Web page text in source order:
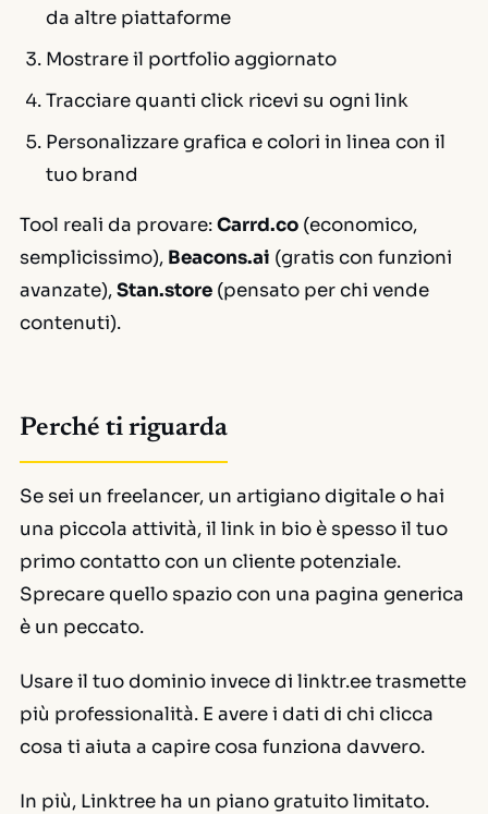
da altre piattaforme
Mostrare il portfolio aggiornato
Tracciare quanti click ricevi su ogni link
Personalizzare grafica e colori in linea con il
tuo brand
Tool reali da provare:Carrd.co (economico,
semplicissimo), Beacons.ai (gratis con funzioni
avanzate),Stan.store (pensato per chi vende
contenuti).
Perché ti riguarda
Se sei un freelancer, un artigiano digitale o hai
una piccola attività, il link in bio è spesso il tuo
primo contatto con un cliente potenziale.
Sprecare quello spazio con una pagina generica
è un peccato.
Usare il tuo dominio invece di linktr.ee trasmette
più professionalità. E avere i dati di chi clicca
cosa ti aiuta a capire cosa funziona davvero.
In più, Linktree ha un piano gratuito limitato.